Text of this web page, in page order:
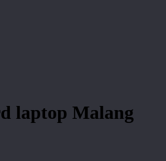
laptop Malang